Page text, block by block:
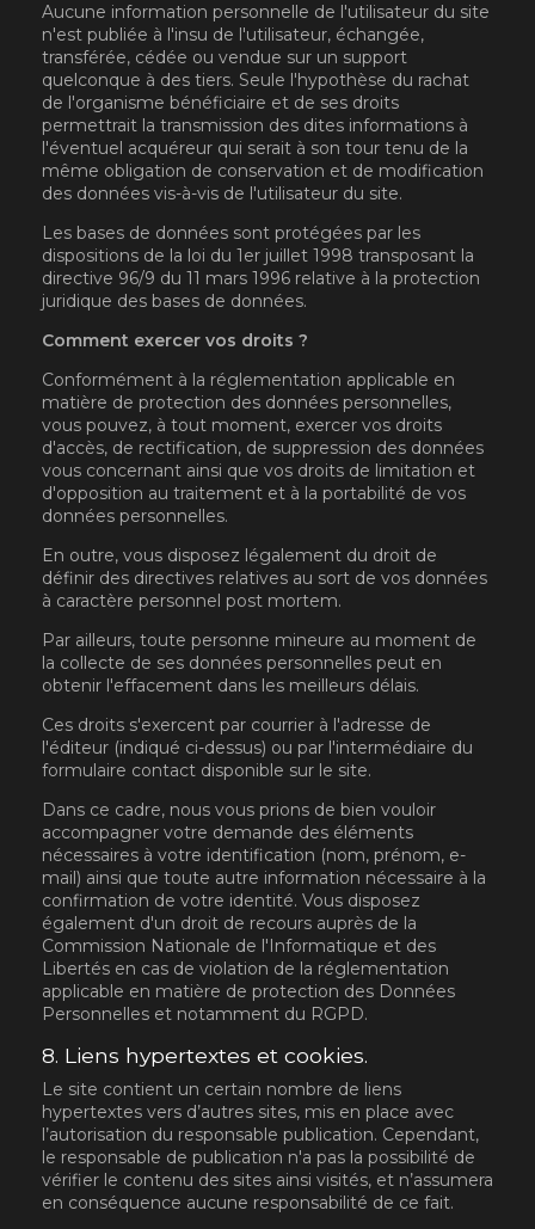
Aucune information personnelle de l'utilisateur du site
n'est publiée à l'insu de l'utilisateur, échangée,
transférée, cédée ou vendue sur un support
quelconque à des tiers. Seule l'hypothèse du rachat
de l'organisme bénéficiaire et de ses droits
permettrait la transmission des dites informations à
l'éventuel acquéreur qui serait à son tour tenu de la
même obligation de conservation et de modification
des données vis-à-vis de l'utilisateur du site.
Les bases de données sont protégées par les
dispositions de la loi du 1er juillet 1998 transposant la
directive 96/9 du 11 mars 1996 relative à la protection
juridique des bases de données.
Comment exercer vos droits ?
Conformément à la réglementation applicable en
matière de protection des données personnelles,
vous pouvez, à tout moment, exercer vos droits
d'accès, de rectification, de suppression des données
vous concernant ainsi que vos droits de limitation et
d'opposition au traitement et à la portabilité de vos
données personnelles.
En outre, vous disposez légalement du droit de
définir des directives relatives au sort de vos données
à caractère personnel post mortem.
Par ailleurs, toute personne mineure au moment de
la collecte de ses données personnelles peut en
obtenir l'effacement dans les meilleurs délais.
Ces droits s'exercent par courrier à l'adresse de
l'éditeur (indiqué ci-dessus) ou par l'intermédiaire du
formulaire contact disponible sur le site.
Dans ce cadre, nous vous prions de bien vouloir
accompagner votre demande des éléments
nécessaires à votre identification (nom, prénom, e-
mail) ainsi que toute autre information nécessaire à la
confirmation de votre identité. Vous disposez
également d'un droit de recours auprès de la
Commission Nationale de l'Informatique et des
Libertés en cas de violation de la réglementation
applicable en matière de protection des Données
Personnelles et notamment du RGPD.
8. Liens hypertextes et cookies.
Le site contient un certain nombre de liens
hypertextes vers d’autres sites, mis en place avec
l’autorisation du responsable publication. Cependant,
le responsable de publication n'a pas la possibilité de
vérifier le contenu des sites ainsi visités, et n’assumera
en conséquence aucune responsabilité de ce fait.